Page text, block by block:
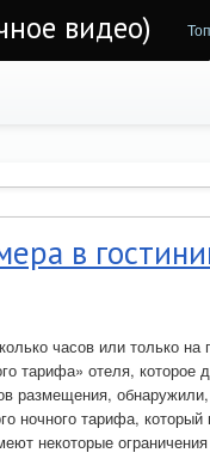
видео)
в
часов или только
тарифа» отеля,
размещения,
ночного тарифа,
некоторые